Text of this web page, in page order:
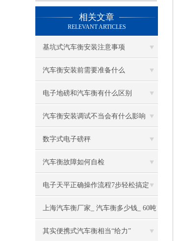
相关文章
RELEVANT ARTICLES
基坑式汽车衡安装注意事项
汽车衡安装前需要准备什么
电子地磅和汽车衡有什么区别
汽车衡安装调试不当会有什么影响
数字式电子磅秤
汽车衡故障如何自检
电子天平正确操作流程7步轻松搞定
上海汽车衡厂家_ 汽车衡多少钱_ 60吨
电子汽车衡
其实便携式汽车衡相当“给力”